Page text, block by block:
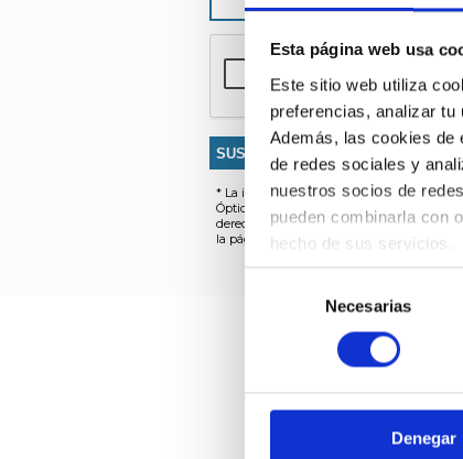
Esta página web usa
Este sitio web utiliza
preferencias, analizar
Además, las cookies de
de redes sociales y
nuestros socios de
pueden combinarla con
hecho de sus servicios.
Puedes aceptar todas
obtener más
consentimiento
Necesarias
Denegar
* La información que nos facilita a través
Ópticos-Optometristas con el fin de
derechos acceso, rectificación,
la página.